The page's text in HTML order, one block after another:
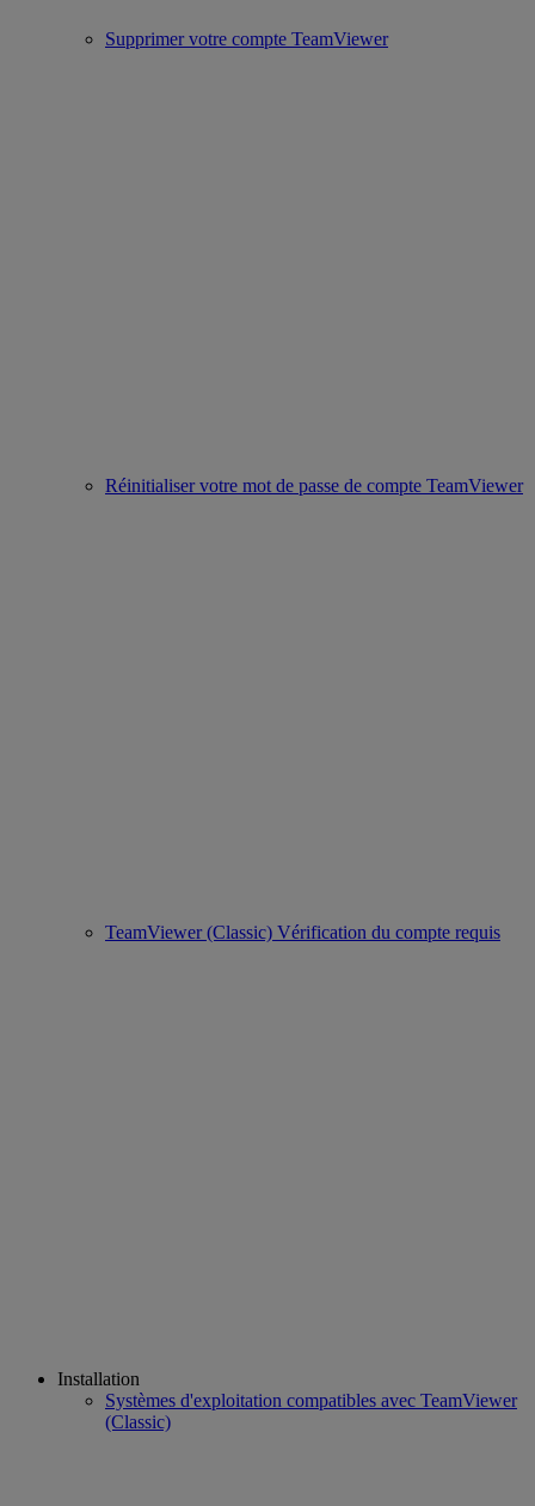
Supprimer votre compte TeamViewer
Réinitialiser votre mot de passe de compte TeamViewer
TeamViewer (Classic) Vérification du compte requis
Installation
Systèmes d'exploitation compatibles avec TeamViewer
(Classic)